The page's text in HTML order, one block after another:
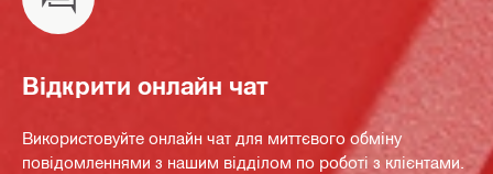
Відкрити онлайн чат
Використовуйте онлайн чат для миттєвого обміну
повідомленнями з нашим відділом по роботі з клієнтами.